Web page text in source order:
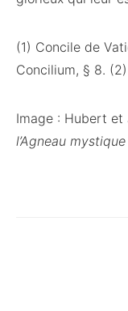
(1) Concile de
Concilium, § 8.
Image : Hubert et
l’Agneau mystique